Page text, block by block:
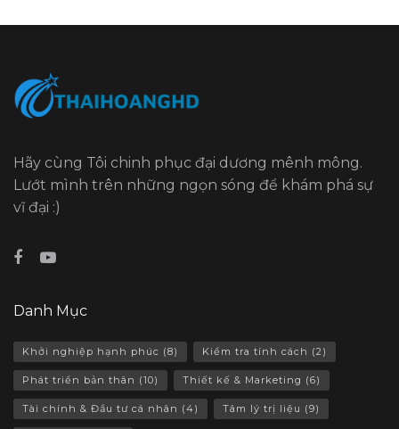
Hãy cùng Tôi chinh phục đại dương mênh mông.
Lướt mình trên những ngọn sóng để khám phá sự
vĩ đại :)
Danh Mục
Khởi nghiệp hạnh phúc (8) Kiểm tra tính cách (2)
Phát triển bản thân (10) Thiết kế & Marketing (6)
Tài chính & Đầu tư cá nhân (4) Tâm lý trị liệu (9)